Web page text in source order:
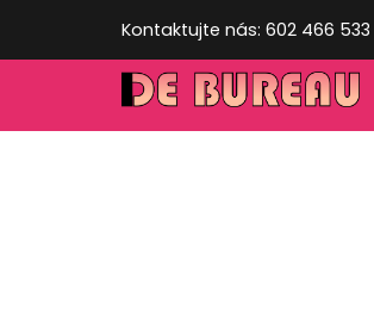
Kontaktujte nás: 602 466